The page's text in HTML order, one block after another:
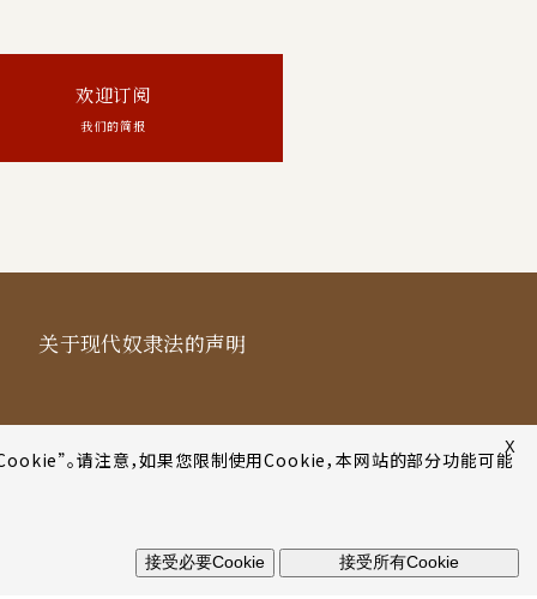
欢迎订阅
我们的简报
关于现代奴隶法的声明
X
。请注意，如果您限制使用Cookie，本网站的部分功能可能
接受必要Cookie 接受所有Cookie